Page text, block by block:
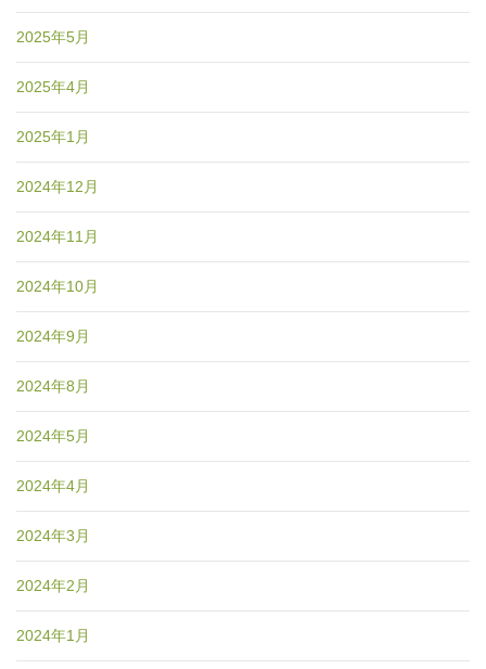
2025年5月
2025年4月
2025年1月
2024年12月
2024年11月
2024年10月
2024年9月
2024年8月
2024年5月
2024年4月
2024年3月
2024年2月
2024年1月